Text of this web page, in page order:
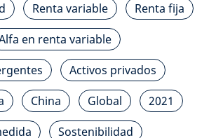
Renta variable
Renta fija
en renta variable
Activos privados
China Global
2021
Sostenibilidad